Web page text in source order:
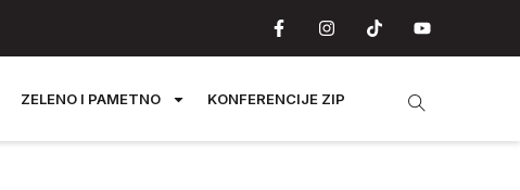
ZELENO I PAMETNO KONFERENCIJE ZIP